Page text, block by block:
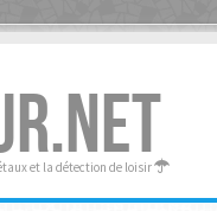
et la détection de loisir